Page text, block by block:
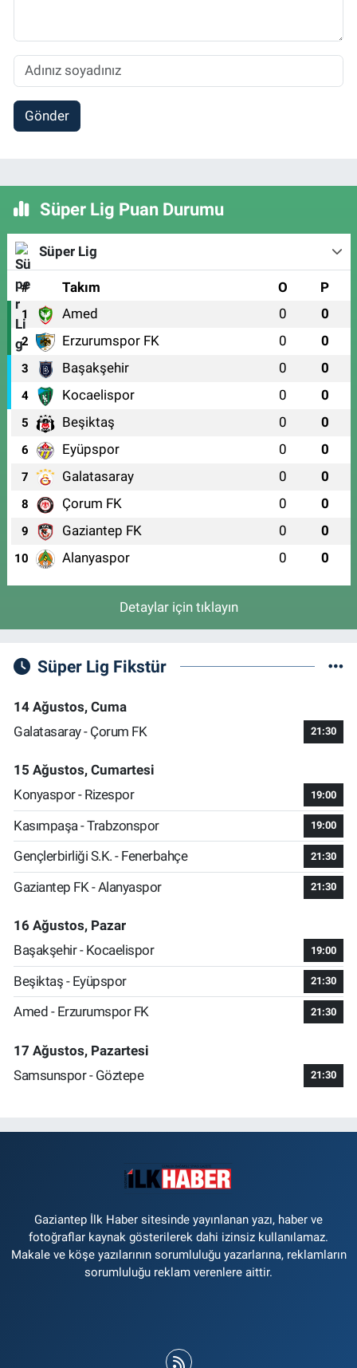
Gönder
Süper Lig Puan Durumu
Süper Lig
# Takım O P
1 Amed 0 0
2 Erzurumspor FK 0 0
3 Başakşehir 0 0
4 Kocaelispor 0 0
5 Beşiktaş 0 0
6 Eyüpspor 0 0
7 Galatasaray 0 0
8 Çorum FK 0 0
9 Gaziantep FK 0 0
10 Alanyaspor 0 0
Detaylar için tıklayın
Süper Lig Fikstür
14 Ağustos, Cuma
Galatasaray - Çorum FK
21:30
15 Ağustos, Cumartesi
Konyaspor - Rizespor
19:00
Kasımpaşa - Trabzonspor 19:00
Gençlerbirliği S.K. - Fenerbahçe 21:30
Gaziantep FK - Alanyaspor 21:30
16 Ağustos, Pazar
Başakşehir - Kocaelispor
19:00
Beşiktaş - Eyüpspor 21:30
Amed - Erzurumspor FK 21:30
17 Ağustos, Pazartesi
Samsunspor - Göztepe
21:30
Gaziantep İlk Haber sitesinde yayınlanan yazı, haber ve
fotoğraflar kaynak gösterilerek dahi izinsiz kullanılamaz.
Makale ve köşe yazılarının sorumluluğu yazarlarına, reklamların
sorumluluğu reklam verenlere aittir.